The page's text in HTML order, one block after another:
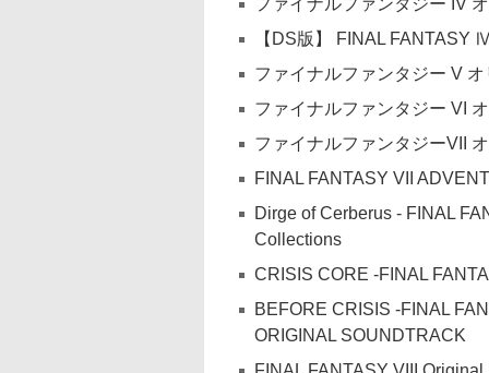
ファイナルファンタジー IV
【DS版】 FINAL FANTASY
ファイナルファンタジー V
ファイナルファンタジー VI
ファイナルファンタジーVII
FINAL FANTASY VII
Dirge of Cerberus - FINAL
Collections
CRISIS CORE -FINAL
BEFORE CRISIS -FINAL
ORIGINAL SOUNDTRACK